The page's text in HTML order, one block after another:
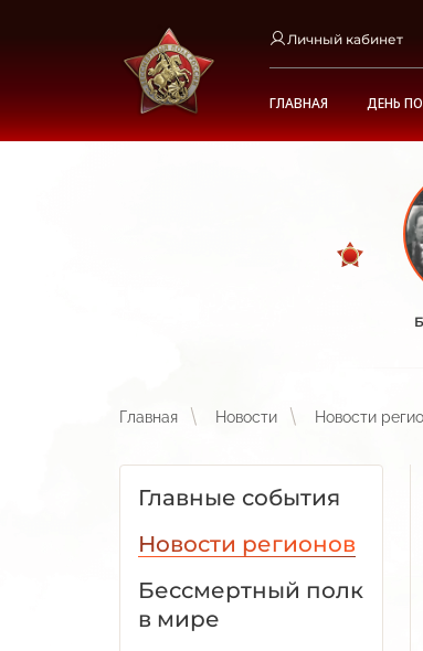
Личный кабинет
ГЛАВНАЯ ДЕНЬ
Главная Новости Новости
Главные события
Новости регионов
Бессмертный полк
в мире